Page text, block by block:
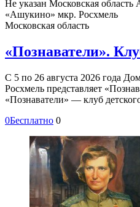
Не указан Московская область
«Ашукино» мкр. Росхмель
Московская область
«Познаватели».
С 5 по 26 августа 2026 года
Росхмель представляет
«Познаватели» — клуб
0Бесплатно 0